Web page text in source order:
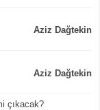
Aziz Dağtekin
Aziz Dağtekin
çıkacak?